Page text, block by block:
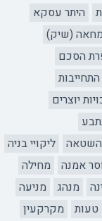
היתר עסקא
(שיק)
הסכם
התחייבות
יוצרים
ליקויי בניה
אמנה
מחילה
מנהג
מניעה
מקרקעין